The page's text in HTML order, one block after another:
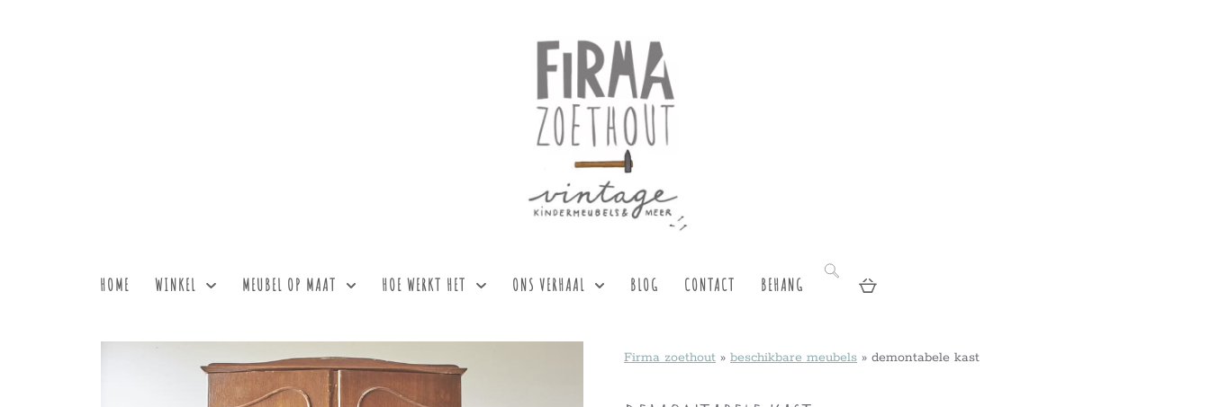
HOME WINKEL MEUBEL OP MAAT HOE WERKT HET ONS VERHAAL BLOG CONTACT BEHANG
Firma zoethout »beschikbare meubels »demontabele kast